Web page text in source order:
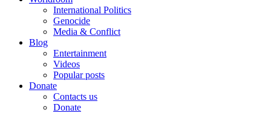
International Politics
Genocide
Media & Conflict
Blog
Entertainment
Videos
Popular posts
Donate
Contacts us
Donate